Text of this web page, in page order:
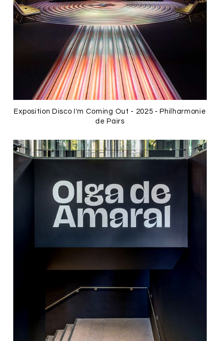
Exposition Disco I'm Coming Out - 2025 - Philharmonie
de Pairs